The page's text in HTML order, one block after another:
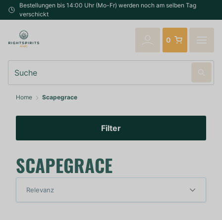
Bestellungen bis 14:00 Uhr (Mo-Fr) werden noch am selben Tag
verschickt
0
Home Scapegrace
Filter
SCAPEGRACE